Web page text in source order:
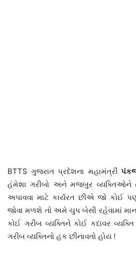
BTTS ગુજરાત પ્રદેશના મહામંત્રી
હંમેશા ગરીબો અને મજબુર વ્યક્તિઓને
અપાવવા માટે કાર્યરત છીએ જો કોઈ
જોવા મળશે તો અમે ચુપ બેસી રહેવામાં
કોઈ ગરીબ વ્યક્તિને કોઈ કદાવર
ગરીબ વ્યક્તિનો હક છીનાવતો હોય !